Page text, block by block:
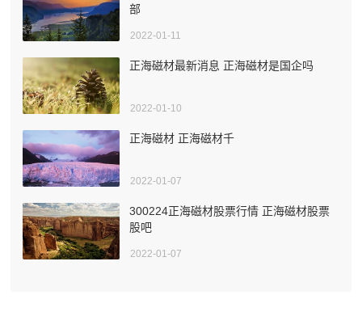
部
2022-01-11
正海磁材最新消息 正海磁材是国企吗
2022-01-10
正海磁材 正海磁材千
2022-01-07
300224正海磁材股票行情 正海磁材股票
股吧
2022-01-07